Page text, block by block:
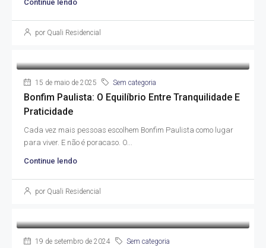
Continue lendo
por Quali Residencial
15 de maio de 2025 Sem categoria
Bonfim Paulista: O Equilíbrio Entre Tranquilidade E
Praticidade
Cada vez mais pessoas escolhem Bonfim Paulista como lugar
para viver. E não é poracaso. O...
Continue lendo
por Quali Residencial
19 de setembro de 2024 Sem categoria